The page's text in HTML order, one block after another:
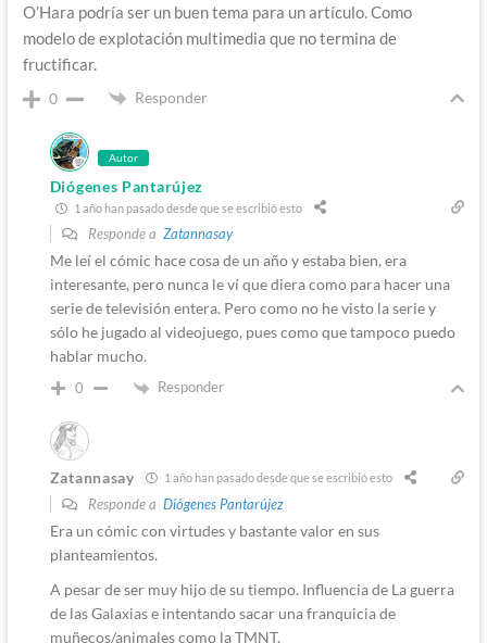
O’Hara podría ser un buen tema para un artículo. Como
modelo de explotación multimedia que no termina de
fructificar.
0 Responder
Autor
Diógenes Pantarújez
1 año han pasado desde que se escribió esto
Responde a Zatannasay
Me leí el cómic hace cosa de un año y estaba bien, era
interesante, pero nunca le ví que diera como para hacer una
serie de televisión entera. Pero como no he visto la serie y
sólo he jugado al videojuego, pues como que tampoco puedo
hablar mucho.
0 Responder
Zatannasay 1 año han pasado desde que se escribió esto
Responde a Diógenes Pantarújez
Era un cómic con virtudes y bastante valor en sus
planteamientos.
A pesar de ser muy hijo de su tiempo. Influencia de La guerra
de las Galaxias e intentando sacar una franquicia de
muñecos/animales como la TMNT.